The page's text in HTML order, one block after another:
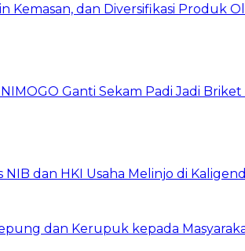
Kemasan, dan Diversifikasi Produk
Ganti Sekam Padi Jadi
NIB dan HKI Usaha Melinjo di
dan Kerupuk kepada